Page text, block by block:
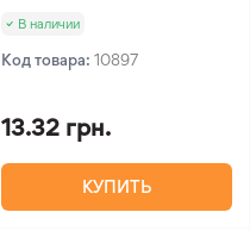
В наличии
Код товара: 10897
13.32 грн.
КУПИТЬ